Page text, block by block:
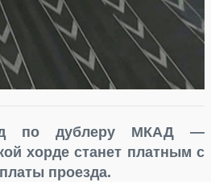
по дублеру МКАД —
хорде станет платным с
проезда.